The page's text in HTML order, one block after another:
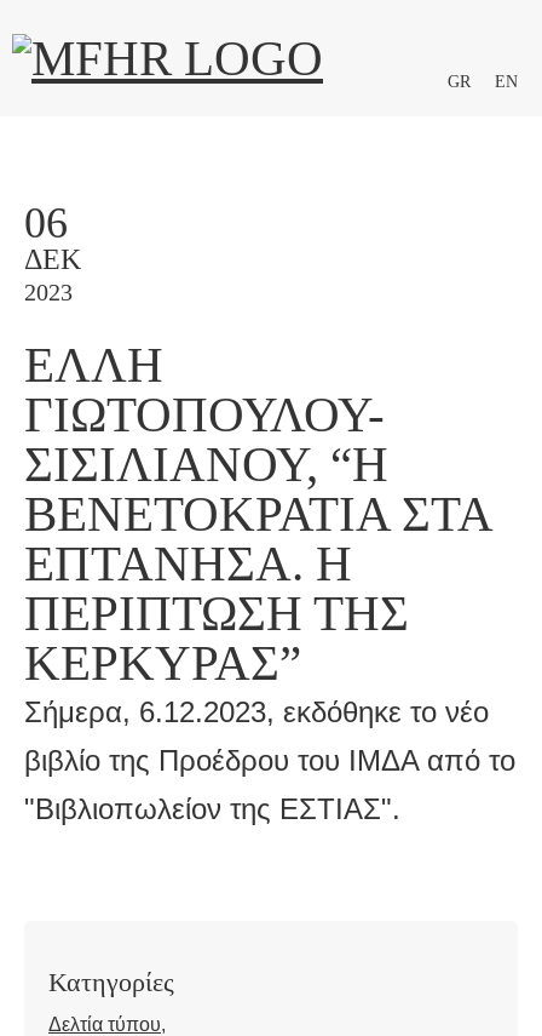
GR EN
06
ΔΕΚ
2023
ΕΛΛΗ
ΓΙΩΤΟΠΟΎΛΟΥ-
ΣΙΣΙΛΙΆΝΟΥ, “Η
ΒΕΝΕΤΟΚΡΑΤΙΑ ΣΤΑ
ΕΠΤΑΝΗΣΑ. Η
ΠΕΡΊΠΤΩΣΗ ΤΗΣ
ΚΈΡΚΥΡΑΣ”
Σήμερα, 6.12.2023, εκδόθηκε το νέο
βιβλίο της Προέδρου του ΙΜΔΑ από το
"Βιβλιοπωλείον της ΕΣΤΙΑΣ".
Κατηγορίες
Δελτία τύπου,